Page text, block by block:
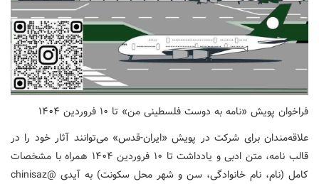
فراخوان پویش «نامه به دوست فلسطینی من» تا ۱۰ فروردین ۱۴۰۴
علاقه‌مندان برای شرکت در پویش «ایران-قدس» می‌توانند آثار خود را در
قالب نامه، متن ادبی و یادداشت تا ۱۰ فروردین ۱۴۰۴ همراه با مشخصات
کامل (نام، نام خانوادگی، سن و شهر محل سکونت) به آیدی @chinisaz